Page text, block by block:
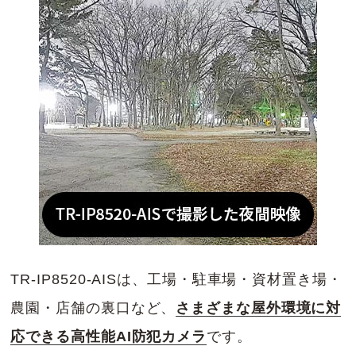
TR-IP8520-AISは、工場・駐車場・資材置き場・
農園・店舗の裏口など、 さまざまな屋外環境に対
応できる高性能AI防犯カメラ です。